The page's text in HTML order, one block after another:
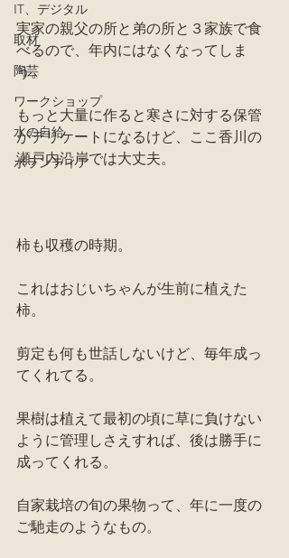
IT、デジタル
取材
陶芸
ワークショップ
水の自給
ボランティア
実家の親父の所と弟の所と３家族で食
べるので、年内にはなくなってしま
う。
もっと大量に作ると寒さに対する保管
がデリケートになるけど、ここ香川の
瀬戸内沿岸では大丈夫。
柿も収穫の時期。
これはおじいちゃんが生前に植えた
柿。
剪定も何も世話しないけど、毎年成っ
てくれてる。
果樹は植えて最初の頃に草に負けない
ように管理しさえすれば、後は勝手に
成ってくれる。
自家栽培の旬の果物って、年に一度の
ご馳走のようなもの。